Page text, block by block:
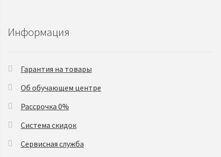
Информация
Гарантия на товары
Об обучающем центре
Рассрочка 0%
Система скидок
Сервисная служба